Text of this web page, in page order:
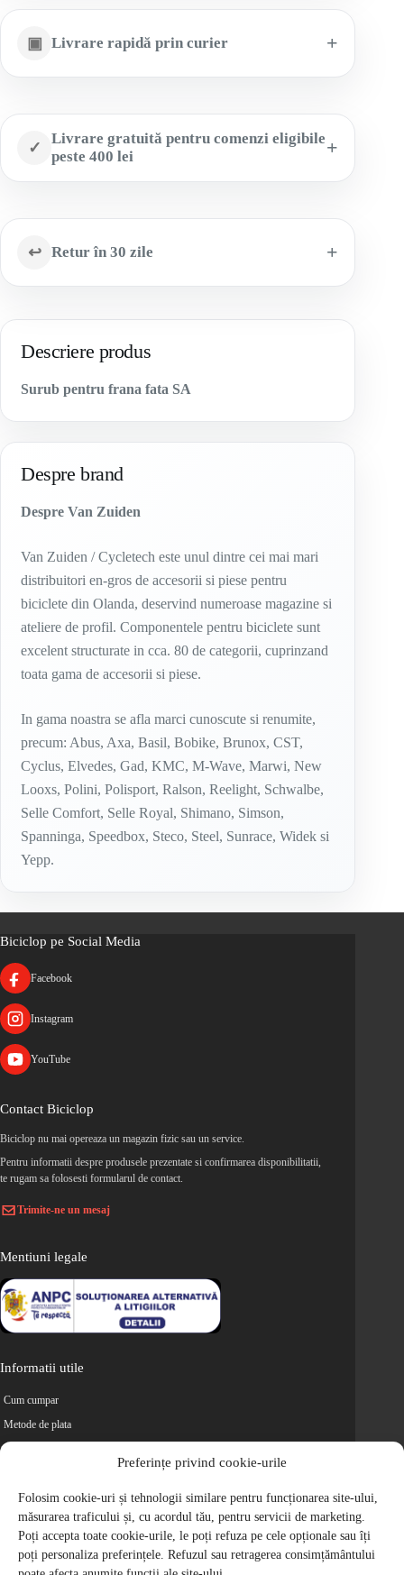
Preferințe privind cookie-urile
Folosim cookie-uri și tehnologii similare pentru funcționarea site-ului,
măsurarea traficului și, cu acordul tău, pentru servicii de marketing.
Poți accepta toate cookie-urile, le poți refuza pe cele opționale sau îți
poți personaliza preferințele. Refuzul sau retragerea consimțământului
▣ Livrare rapidă prin curier
✓
Livrare gratuită pentru comenzi eligibile
peste 400 lei
↩ Retur în 30 zile
Descriere produs
Surub pentru frana fata SA
Despre brand
Despre Van Zuiden
Van Zuiden / Cycletech este unul dintre cei mai mari
distribuitori en-gros de accesorii si piese pentru
biciclete din Olanda, deservind numeroase magazine si
ateliere de profil. Componentele pentru biciclete sunt
excelent structurate in cca. 80 de categorii, cuprinzand
toata gama de accesorii si piese.
In gama noastra se afla marci cunoscute si renumite,
precum: Abus, Axa, Basil, Bobike, Brunox, CST,
Cyclus, Elvedes, Gad, KMC, M-Wave, Marwi, New
Looxs, Polini, Polisport, Ralson, Reelight, Schwalbe,
Selle Comfort, Selle Royal, Shimano, Simson,
Spanninga, Speedbox, Steco, Steel, Sunrace, Widek si
Yepp.
Biciclop pe Social Media
Facebook
Instagram
YouTube
Contact Biciclop
Biciclop nu mai opereaza un magazin fizic sau un service.
Pentru informatii despre produsele prezentate si confirmarea disponibilitatii,
te rugam sa folosesti formularul de contact.
Trimite-ne un mesaj
Mentiuni legale
Informatii utile
Cum cumpar
Metode de plata
Retur
Cariere
Politica de Confidentialitate
Politica de cookie-uri